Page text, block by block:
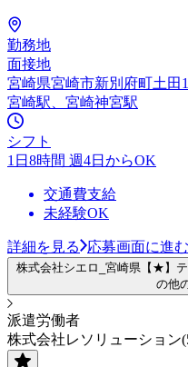
勤務地
面接地
宮崎県宮崎市新別府町土田
宮崎駅、宮崎神宮駅
シフト
1日8時間 週4日からOK
交通費支給
未経験OK
詳細を見る 応募画面に進む
株式会社シエロ_宮崎県【★】
の他
派遣労働者
株式会社レソリューション